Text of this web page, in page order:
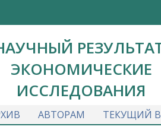
ЭКОНОМИЧЕСКИЕ
ИССЛЕДОВАНИЯ
АВТОРАМ ТЕКУЩИЙ